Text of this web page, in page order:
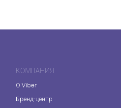
КОМПАНИЯ
О Viber
Бренд-центр